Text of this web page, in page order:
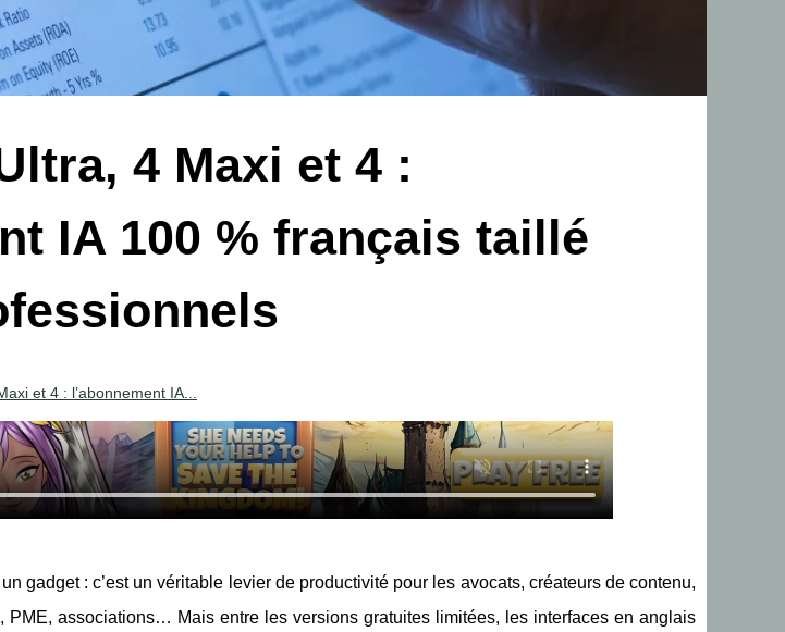
4 Maxi et 4 :
IA 100 % français taillé
et 4 : l’abonnement IA...
gadget : c’est un véritable levier de productivité pour les avocats, créateurs de contenu,
PME, associations… Mais entre les versions gratuites limitées, les interfaces en anglais